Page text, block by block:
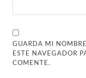
GUARDA MI
ESTE NAVEGADOR
COMENTE.